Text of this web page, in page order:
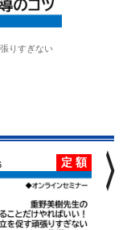
りすぎない
定 額 chevron_right